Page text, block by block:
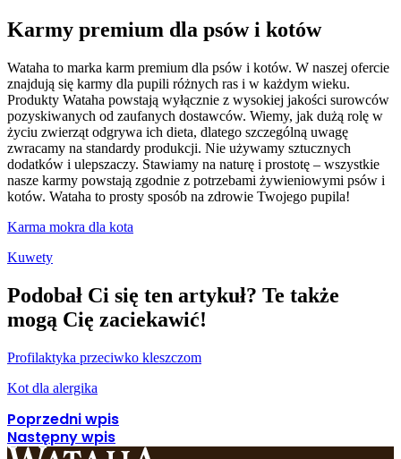
Karmy premium dla psów i kotów
Wataha to marka karm premium dla psów i kotów. W naszej ofercie
znajdują się karmy dla pupili różnych ras i w każdym wieku.
Produkty Wataha powstają wyłącznie z wysokiej jakości surowców
pozyskiwanych od zaufanych dostawców. Wiemy, jak dużą rolę w
życiu zwierząt odgrywa ich dieta, dlatego szczególną uwagę
zwracamy na standardy produkcji. Nie używamy sztucznych
dodatków i ulepszaczy. Stawiamy na naturę i prostotę – wszystkie
nasze karmy powstają zgodnie z potrzebami żywieniowymi psów i
kotów. Wataha to prosty sposób na zdrowie Twojego pupila!
Karma mokra dla kota
Kuwety
Podobał Ci się ten artykuł? Te także
mogą Cię zaciekawić!
Profilaktyka przeciwko kleszczom
Kot dla alergika
Poprzedni wpis
Następny wpis